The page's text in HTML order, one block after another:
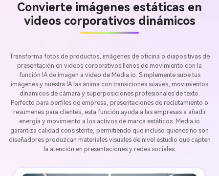
Convierte imágenes estáticas en
videos corporativos dinámicos
Transforma fotos de productos, imágenes de oficina o diapositivas de
presentación en videos corporativos llenos de movimiento con la
función IA de imagen a video de Media.io. Simplemente sube tus
imágenes y nuestra IA las anima con transiciones suaves, movimientos
dinámicos de cámara y superposiciones profesionales de texto.
Perfecto para perfiles de empresa, presentaciones de reclutamiento o
resúmenes para clientes, esta función ayuda a las empresas a añadir
energía y movimiento a los activos de marca estáticos. Media.io
garantiza calidad consistente, permitiendo que incluso quienes no son
diseñadores produzcan materiales visuales de nivel estudio que capten
la atención en presentaciones y redes sociales.